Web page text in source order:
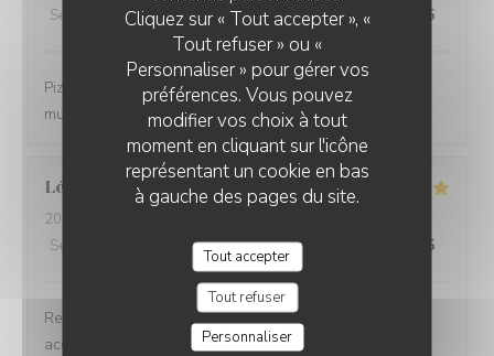
Cliquez sur « Tout accepter », «
Tout refuser » ou «
Personnaliser » pour gérer vos
préférences. Vous pouvez
modifier vos choix à tout
moment en cliquant sur l'icône
représentant un cookie en bas
à gauche des pages du site.
Tout accepter
Tout refuser
Personnaliser
Service
/5 Ambiance: 5 /5 Cuisine:5/5 Qualité / Prix /5
Pizza excellentes, super accueil et service. Et bonne
musique 😉 bref parfait
Léa
2026-03-12
Service
Ambiance:5/5 Cuisine:5/5 /5
Restaurant agréable et intimiste qui a réussi à nous
accueillir sur 1 seule table de 12 personnes, avec un